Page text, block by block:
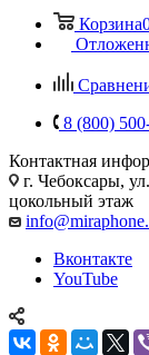
Корзина
8 (800)
Контактная
г. Чебоксары,
цокольный этаж
Вконтакте
YouTube